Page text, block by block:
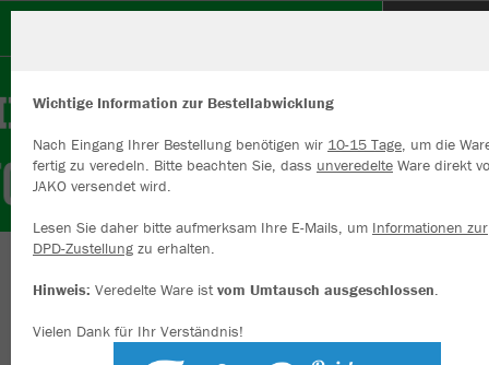
Herzlich willkommen im Vereinsshop des
Rumeln-Kaldenhausen 1955
Wichtige Information zur Bestellabwicklung
Nach Eingang Ihrer Bestellung benötigen wir 10-15 Tage, um die
fertig zu veredeln. Bitte beachten Sie, dass unveredelte Ware direkt
JAKO versendet wird.
Lesen Sie daher bitte aufmerksam Ihre E-Mails, um Informationen zur
DPD-Zustellung zu erhalten.
Hinweis: Veredelte Ware istvom Umtausch ausgeschlossen.
Vielen Dank für Ihr Verständnis!
Wir verwenden Cookies
Inhalte anzeigen und unsere Website verbessern. Weitere
zu den Cookies findest Du in den Einstellungen.
Alle akzeptieren
Alle ablehnen